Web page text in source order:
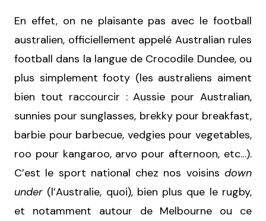
En effet, on ne plaisante pas avec le football
australien, officiellement appelé Australian rules
football dans la langue de Crocodile Dundee, ou
plus simplement footy (les australiens aiment
bien tout raccourcir : Aussie pour Australian,
sunnies pour sunglasses, brekky pour breakfast,
barbie pour barbecue, vedgies pour vegetables,
roo pour kangaroo, arvo pour afternoon, etc…).
C’est le sport national chez nos voisins down
under (l’Australie, quoi), bien plus que le rugby,
et notamment autour de Melbourne ou ce